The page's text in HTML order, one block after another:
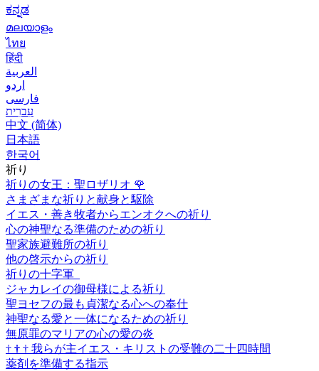
ಕನ್ನಡ
മലയാളം
ไทย
हिंदी
العربية
اردو
فارسی
עִברִית
中文 (简体)
日本語
한국어
祈り
祈りの女王：聖ロザリオ 🌹
さまざまな祈りと献身と駆除
イエス・善き牧者からエンオクへの祈り
心の神聖なる準備のための祈り
聖家族避難所の祈り
他の啓示からの祈り
祈りの十字軍
ジャカレイの御母様による祈り
聖ヨセフの最も貞潔なる心への奉仕
神聖なる愛と一体になるための祈り
無原罪のマリアの心の愛の炎
† † † 我らが主イエス・キリストの受難の二十四時間
薬剤を準備する指示